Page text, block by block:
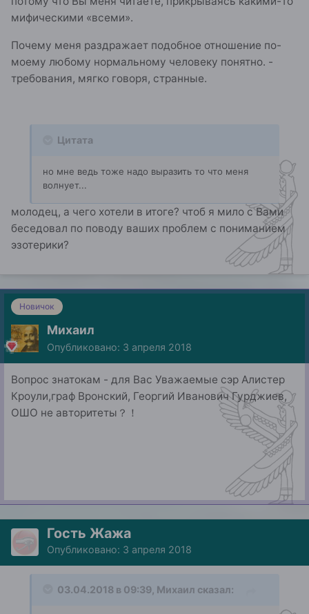
мифическими «всеми».
Почему меня раздражает подобное отношение по-
моему любому нормальному человеку понятно. -
требования, мягко говоря, странные.
Цитата
но мне ведь тоже надо выразить то что меня
волнует...
молодец, а чего хотели в итоге? чтоб я мило с Вами
беседовал по поводу ваших проблем с пониманием
эзотерики?
Новичок
Михаил
Опубликовано: 3 апреля 2018
Вопрос знатокам - для Вас Уважаемые сэр Алистер
Кроули,граф Вронский, Георгий Иванович Гурджиев,
ОШО не авторитеты？！
Гость Жажа
Опубликовано: 3 апреля 2018
03.04.2018 в 09:39, Михаил сказал: